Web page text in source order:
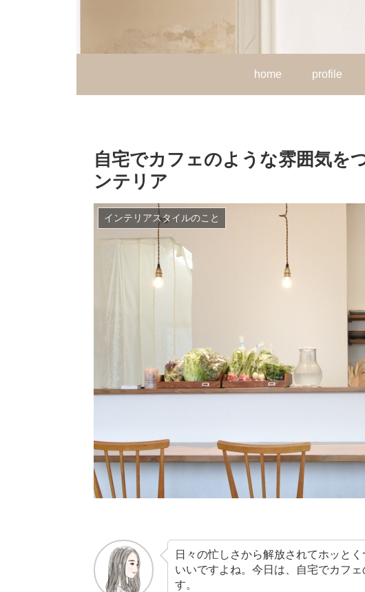
home profile
自宅でカフェのような雰囲気を
ンテリア
インテリアスタイルのこと
日々の忙しさから解放されてホッと
いいですよね。今日は、自宅でカフ
す。